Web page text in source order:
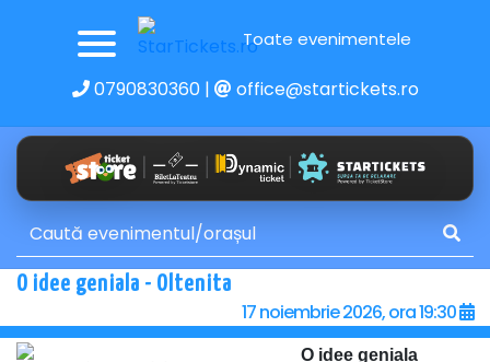
Toate evenimentele
0790830360| office@startickets.ro
O idee geniala - Oltenita
17 noiembrie 2026, ora 19:30
O idee geniala